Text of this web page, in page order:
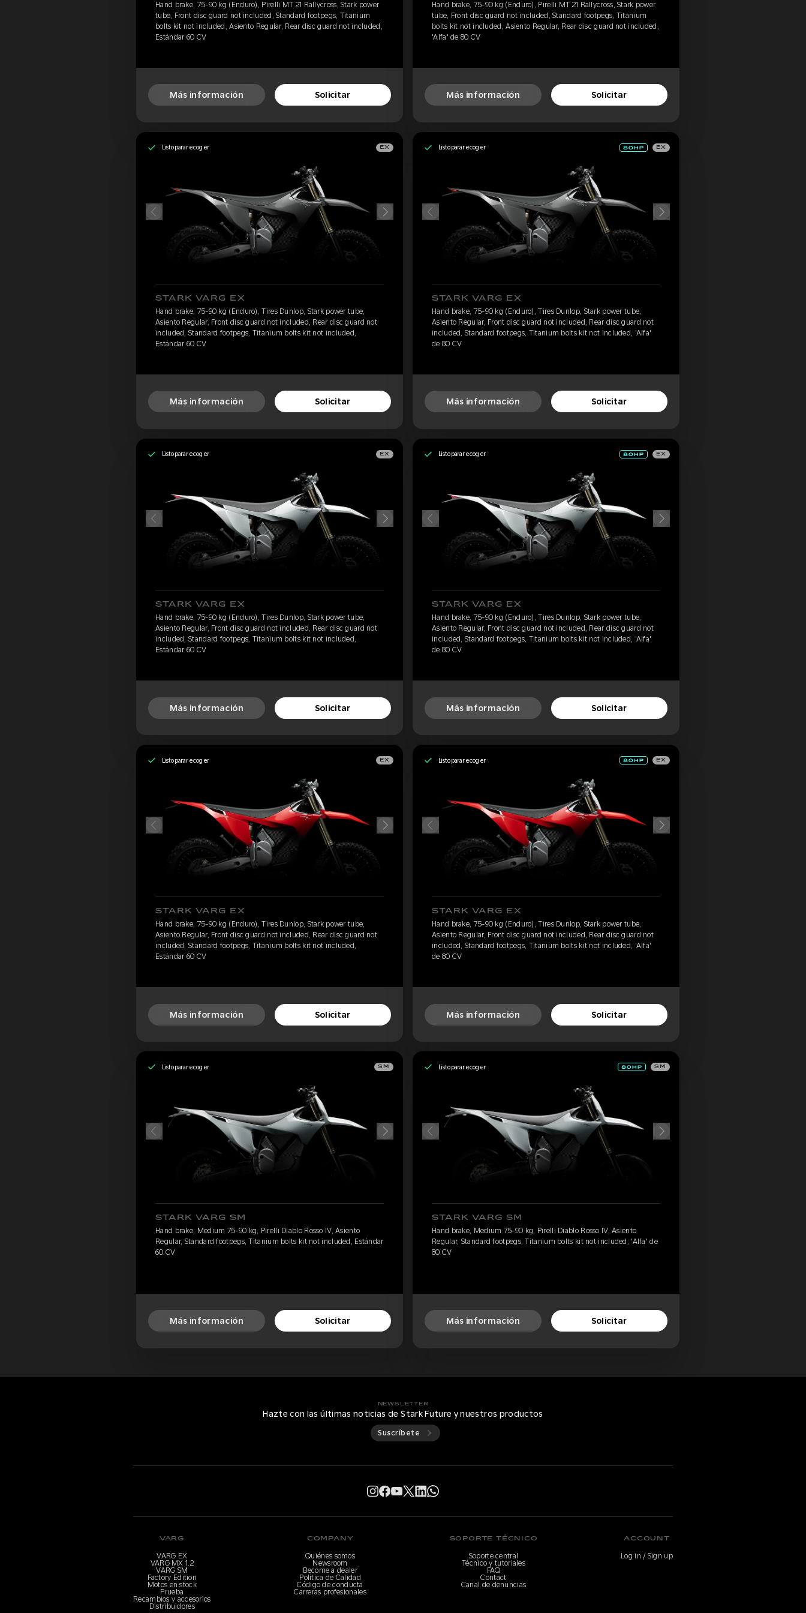
Hand brake, 75-90 kg (Enduro), Pirelli MT 21 Rallycross, Stark power
tube, Front disc guard not included, Standard footpegs, Titanium
bolts kit not included, Asiento Regular, Rear disc guard not included,
Estándar 60 CV
Más información Solicitar
Hand brake, 75-90 kg (Enduro), Pirelli MT 21 Rallycross, Stark power
tube, Front disc guard not included, Standard footpegs, Titanium
bolts kit not included, Asiento Regular, Rear disc guard not included,
'Alfa' de 80 CV
Más información Solicitar
Listo para recoger EX
STARK VARG EX
Hand brake, 75-90 kg (Enduro), Tires Dunlop, Stark power tube,
Asiento Regular, Front disc guard not included, Rear disc guard not
included, Standard footpegs, Titanium bolts kit not included,
Estándar 60 CV
Más información Solicitar
Listo para recoger EX
STARK VARG EX
Hand brake, 75-90 kg (Enduro), Tires Dunlop, Stark power tube,
Asiento Regular, Front disc guard not included, Rear disc guard not
included, Standard footpegs, Titanium bolts kit not included, 'Alfa'
de 80 CV
Más información Solicitar
Listo para recoger EX
STARK VARG EX
Hand brake, 75-90 kg (Enduro), Tires Dunlop, Stark power tube,
Asiento Regular, Front disc guard not included, Rear disc guard not
included, Standard footpegs, Titanium bolts kit not included,
Estándar 60 CV
Más información Solicitar
Listo para recoger EX
STARK VARG EX
Hand brake, 75-90 kg (Enduro), Tires Dunlop, Stark power tube,
Asiento Regular, Front disc guard not included, Rear disc guard not
included, Standard footpegs, Titanium bolts kit not included, 'Alfa'
de 80 CV
Más información Solicitar
Listo para recoger EX
STARK VARG EX
Hand brake, 75-90 kg (Enduro), Tires Dunlop, Stark power tube,
Asiento Regular, Front disc guard not included, Rear disc guard not
included, Standard footpegs, Titanium bolts kit not included,
Estándar 60 CV
Más información Solicitar
Listo para recoger EX
STARK VARG EX
Hand brake, 75-90 kg (Enduro), Tires Dunlop, Stark power tube,
Asiento Regular, Front disc guard not included, Rear disc guard not
included, Standard footpegs, Titanium bolts kit not included, 'Alfa'
de 80 CV
Más información Solicitar
Listo para recoger SM
STARK VARG SM
Hand brake, Medium 75-90 kg, Pirelli Diablo Rosso IV, Asiento
Regular, Standard footpegs, Titanium bolts kit not included, Estándar
60 CV
Más información Solicitar
Listo para recoger SM
STARK VARG SM
Hand brake, Medium 75-90 kg, Pirelli Diablo Rosso IV, Asiento
Regular, Standard footpegs, Titanium bolts kit not included, 'Alfa' de
80 CV
Más información Solicitar
NEWSLETTER
Hazte con las últimas noticias de Stark Future y nuestros productos
Suscríbete
VARG
VARG EX
VARG MX 1.2
VARG SM
Factory Edition
Motos en stock
Prueba
Recambios y accesorios
Distribuidores
COMPANY
Quiénes somos
Newsroom
Become a dealer
Política de Calidad
Código de conducta
Carreras profesionales
SOPORTE TÉCNICO
Soporte central
Técnico y tutoriales
FAQ
Contact
Canal de denuncias
ACCOUNT
Log in / Sign up